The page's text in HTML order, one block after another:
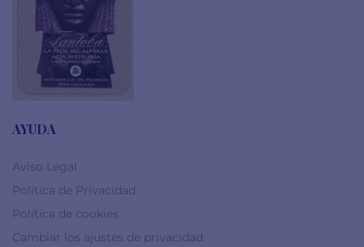
AYUDA
Aviso Legal
Política de Privacidad
Política de cookies
Cambiar los ajustes de privacidad